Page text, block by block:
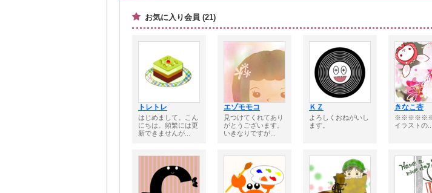
お気に入り会員 (21)
トレトレ
はじめまして。こん
にちは。頻繁には更
新できませんが...
エゾモモコ
見つけてくれてあり
がとうございます。
いきなりですが...
ＫＺ
よろしくおねがいし
ます。
きなこ杏
イラストの...